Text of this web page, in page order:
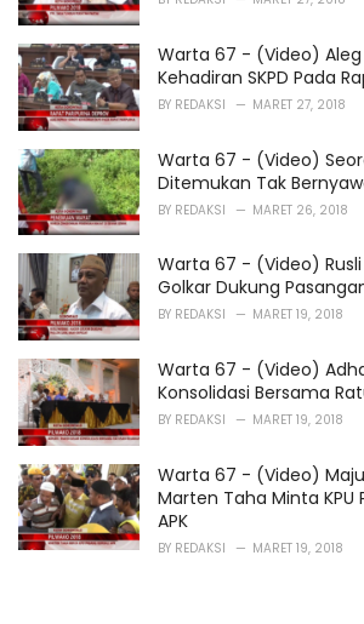
Warta 67 - (Video) Aleg
Kehadiran SKPD Pada
BY REDAKSI MARET 27, 2018
Warta 67 - (Video)
Ditemukan Tak
BY REDAKSI MARET 26, 2018
Warta 67 - (Video) Rusli
Golkar Dukung
BY REDAKSI MARET 19, 2018
Warta 67 - (Video)
Konsolidasi Bersama
BY REDAKSI MARET 19, 2018
Warta 67 - (Video)
Marten Taha Minta KPU
APK
BY REDAKSI MARET 19, 2018